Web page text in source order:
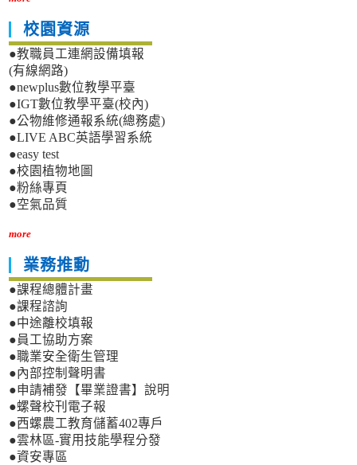
校園資源
●教職員工連網設備填報
(有線網路)
●newplus數位教學平臺
●IGT數位教學平臺(校內)
●公物維修通報系統(總務處)
●LIVE ABC英語學習系統
●easy test
●校園植物地圖
●粉絲專頁
●空氣品質
more
業務推動
●課程總體計畫
●課程諮詢
●中途離校填報
●員工協助方案
●職業安全衛生管理
●內部控制聲明書
●申請補發【畢業證書】說明
●螺聲校刊電子報
●西螺農工教育儲蓄402專戶
●雲林區-實用技能學程分發
●資安專區